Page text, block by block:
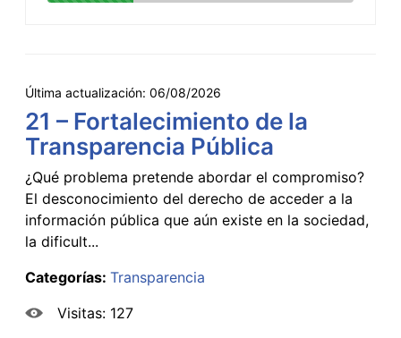
Última actualización: 06/08/2026
21 – Fortalecimiento de la
Transparencia Pública
¿Qué problema pretende abordar el compromiso?
El desconocimiento del derecho de acceder a la
información pública que aún existe en la sociedad,
la dificult...
Categorías: Transparencia
Visitas: 127